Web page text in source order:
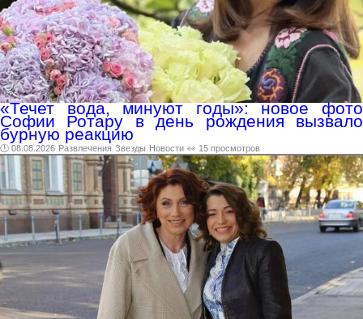
«Течет вода, минуют годы»: новое фото
Софии Ротару в день рождения вызвало
бурную реакцию
🕑 08.08.2026 Развлечения Звезды Новости 👀 15 просмотров